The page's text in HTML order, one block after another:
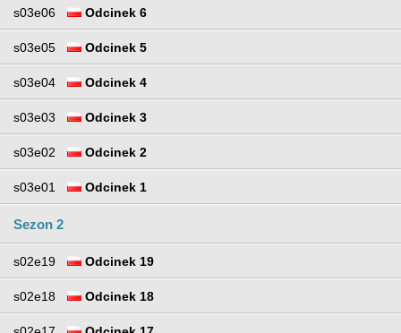
s03e06 Odcinek 6
s03e05 Odcinek 5
s03e04 Odcinek 4
s03e03 Odcinek 3
s03e02 Odcinek 2
s03e01 Odcinek 1
Sezon 2
s02e19 Odcinek 19
s02e18 Odcinek 18